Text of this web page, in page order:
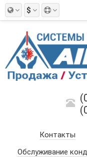
$
Контакты
Обслуживание